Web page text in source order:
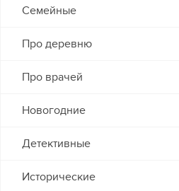
Семейные
Про деревню
Про врачей
Новогодние
Детективные
Исторические